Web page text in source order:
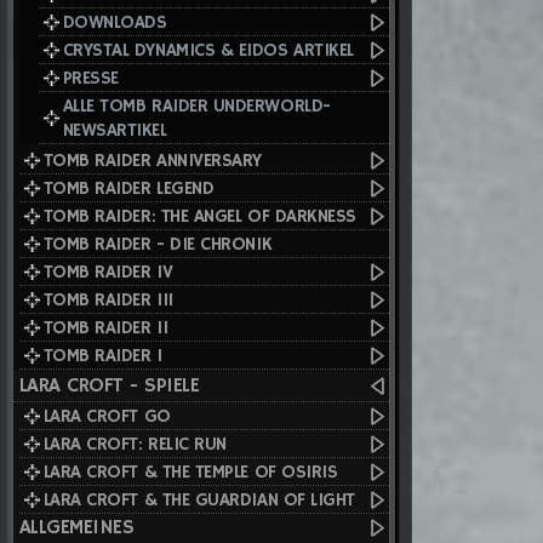
DOWNLOADS
CRYSTAL DYNAMICS & EIDOS ARTIKEL
PRESSE
ALLE TOMB RAIDER UNDERWORLD-
NEWSARTIKEL
TOMB RAIDER ANNIVERSARY
TOMB RAIDER LEGEND
TOMB RAIDER: THE ANGEL OF DARKNESS
TOMB RAIDER - DIE CHRONIK
TOMB RAIDER IV
TOMB RAIDER III
TOMB RAIDER II
TOMB RAIDER I
LARA CROFT - SPIELE
LARA CROFT GO
LARA CROFT: RELIC RUN
LARA CROFT & THE TEMPLE OF OSIRIS
LARA CROFT & THE GUARDIAN OF LIGHT
ALLGEMEINES